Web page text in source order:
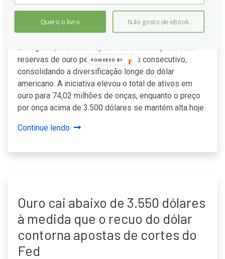
pelo 10º mês e o preço supera
US$ 3.500 por onça
Em agosto, o Banco Popular da China ampliou suas
reservas de ouro pelo décimo mês consecutivo,
consolidando a diversificação longe do dólar
americano. A iniciativa elevou o total de ativos em
ouro para 74,02 milhões de onças, enquanto o preço
por onça acima de 3.500 dólares se mantém alta hoje.
Continue lendo
Ouro cai abaixo de 3.550 dólares
à medida que o recuo do dólar
contorna apostas de cortes do
Fed
Quero o livro Não gosto de eBook
POWERED BY